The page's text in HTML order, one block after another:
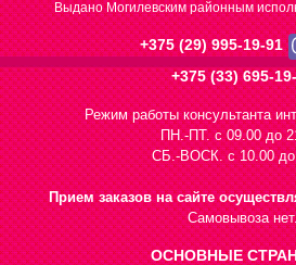
Выдано Могилевским районным
+375 (29) 995-19-91
+375 (33) 695-
Режим работы консультанта
ПН.-ПТ. с 09.00 до
СБ.-ВОСК. с 10.00 до
Прием заказов на сайте
Самовывоза
ОСНОВНЫЕ